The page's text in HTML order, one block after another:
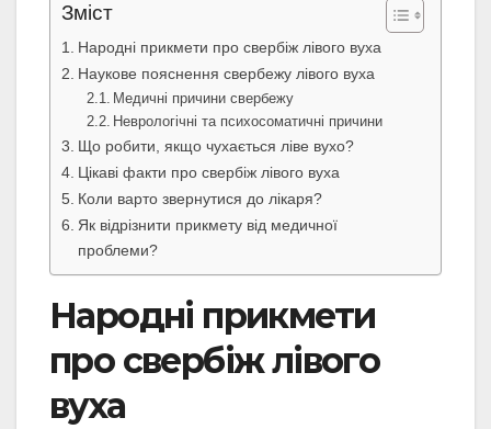
Зміст
Народні прикмети про свербіж лівого вуха
Наукове пояснення свербежу лівого вуха
Медичні причини свербежу
Неврологічні та психосоматичні причини
Що робити, якщо чухається ліве вухо?
Цікаві факти про свербіж лівого вуха
Коли варто звернутися до лікаря?
Як відрізнити прикмету від медичної
проблеми?
Народні прикмети
про свербіж лівого
вуха